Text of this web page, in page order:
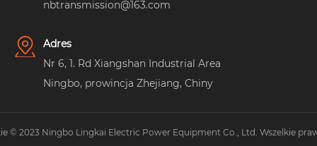
nbtransmission@163.com
Adres
Nr 6, 1. Rd Xiangshan Industrial Area
Ningbo, prowincja Zhejiang, Chiny
© 2023 Ningbo Lingkai Electric Power Equipment Co., Ltd. Wszelkie